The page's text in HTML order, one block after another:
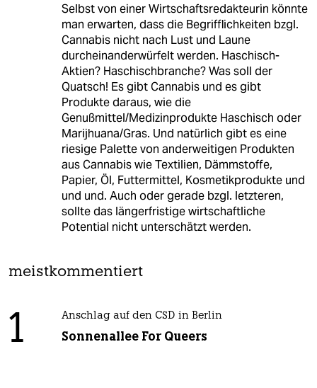
Selbst von einer Wirtschaftsredakteurin könnte
man erwarten, dass die Begrifflichkeiten bzgl.
Cannabis nicht nach Lust und Laune
durcheinanderwürfelt werden. Haschisch-
Aktien? Haschischbranche? Was soll der
Quatsch! Es gibt Cannabis und es gibt
Produkte daraus, wie die
Genußmittel/Medizinprodukte Haschisch oder
Marijhuana/Gras. Und natürlich gibt es eine
riesige Palette von anderweitigen Produkten
aus Cannabis wie Textilien, Dämmstoffe,
Papier, Öl, Futtermittel, Kosmetikprodukte und
und und. Auch oder gerade bzgl. letzteren,
sollte das längerfristige wirtschaftliche
Potential nicht unterschätzt werden.
meistkommentiert
1 Anschlag auf den CSD in Berlin
Sonnenallee For Queers